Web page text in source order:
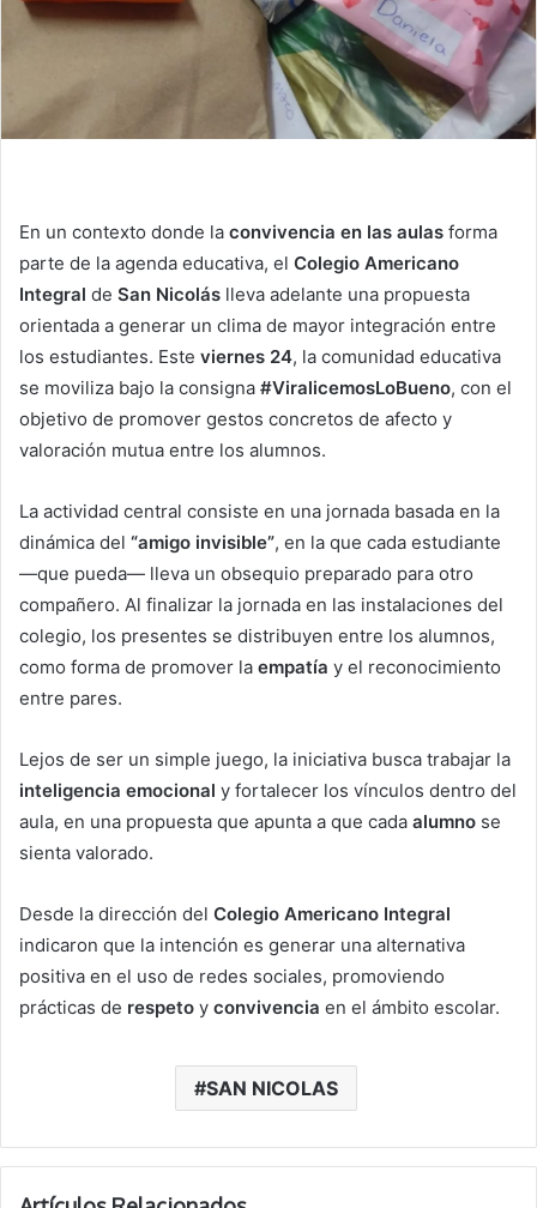
En un contexto donde la convivencia en las aulas forma
parte de la agenda educativa, el Colegio Americano
Integral de San Nicolás lleva adelante una propuesta
orientada a generar un clima de mayor integración entre
los estudiantes. Este viernes 24, la comunidad educativa
se moviliza bajo la consigna #ViralicemosLoBueno, con el
objetivo de promover gestos concretos de afecto y
valoración mutua entre los alumnos.
La actividad central consiste en una jornada basada en la
dinámica del “amigo invisible”, en la que cada estudiante
—que pueda— lleva un obsequio preparado para otro
compañero. Al finalizar la jornada en las instalaciones del
colegio, los presentes se distribuyen entre los alumnos,
como forma de promover la empatía y el reconocimiento
entre pares.
Lejos de ser un simple juego, la iniciativa busca trabajar la
inteligencia emocional y fortalecer los vínculos dentro del
aula, en una propuesta que apunta a que cada alumno se
sienta valorado.
Desde la dirección del Colegio Americano Integral
indicaron que la intención es generar una alternativa
positiva en el uso de redes sociales, promoviendo
prácticas de respeto y convivencia en el ámbito escolar.
SAN NICOLAS